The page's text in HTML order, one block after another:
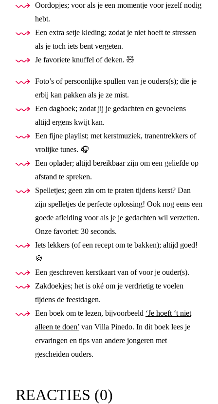
Oordopjes; voor als je een momentje voor jezelf nodig
hebt.
Een extra setje kleding; zodat je niet hoeft te stressen
als je toch iets bent vergeten.
Je favoriete knuffel of deken. 🧸
Foto’s of persoonlijke spullen van je ouders(s); die je
erbij kan pakken als je ze mist.
Een dagboek; zodat jij je gedachten en gevoelens
altijd ergens kwijt kan.
Een fijne playlist; met kerstmuziek, tranentrekkers of
vrolijke tunes. 🎧
Een oplader; altijd bereikbaar zijn om een geliefde op
afstand te spreken.
Spelletjes; geen zin om te praten tijdens kerst? Dan
zijn spelletjes de perfecte oplossing! Ook nog eens een
goede afleiding voor als je je gedachten wil verzetten.
Onze favoriet: 30 seconds.
Iets lekkers (of een recept om te bakken); altijd goed!
🍪
Een geschreven kerstkaart van of voor je ouder(s).
Zakdoekjes; het is oké om je verdrietig te voelen
tijdens de feestdagen.
Een boek om te lezen, bijvoorbeeld ‘Je hoeft ‘t niet
alleen te doen’ van Villa Pinedo. In dit boek lees je
ervaringen en tips van andere jongeren met
gescheiden ouders.
REACTIES (0)